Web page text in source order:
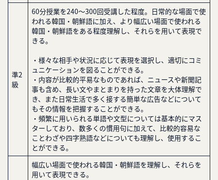
準2
級
60分授業を240～300回受講した程度。日常的な場面で使
われる韓国・朝鮮語に加え、より幅広い場面で使われる
韓国・朝鮮語をある程度理解し、それらを用いて表現で
きる。
・様々な相手や状況に応じて表現を選択し、適切にコミ
ュニケーションを図ることができる。
・内容が比較的平易なものであれば、ニュースや新聞記
事も含め、長い文やまとまりを持った文章を大体理解で
き、また日常生活で多く接する簡単な広告などについて
もその情報を把握することができる。
・頻繁に用いられる単語や文型については基本的にマス
ターしており、数多くの慣用句に加えて、比較的容易な
ことわざや四字熟語などについても理解し、使用するこ
とができる。
幅広い場面で使われる韓国・朝鮮語を理解し、それらを
用いて表現できる。